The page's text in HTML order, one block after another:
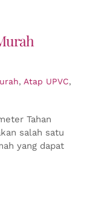
, Atap UPVC,
Tahan
salah satu
yang dapat